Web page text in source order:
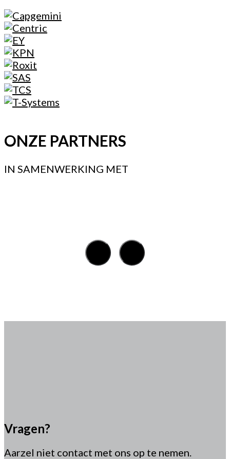
ONZE PARTNERS
IN SAMENWERKING MET
Vragen?
Aarzel niet contact met ons op te nemen.